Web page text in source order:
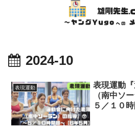
2024-10
表現運動
表現運動
（南中ソ
５／１０